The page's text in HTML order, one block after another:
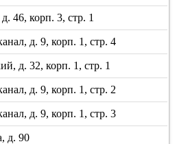
46, корп. 3, стр. 1
д. 9, корп. 1, стр. 4
д. 32, корп. 1, стр. 1
д. 9, корп. 1, стр. 2
д. 9, корп. 1, стр. 3
д. 90